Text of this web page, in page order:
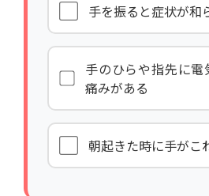
手を振ると症状が和
手のひらや指先に
痛みがある
朝起きた時に手がこ